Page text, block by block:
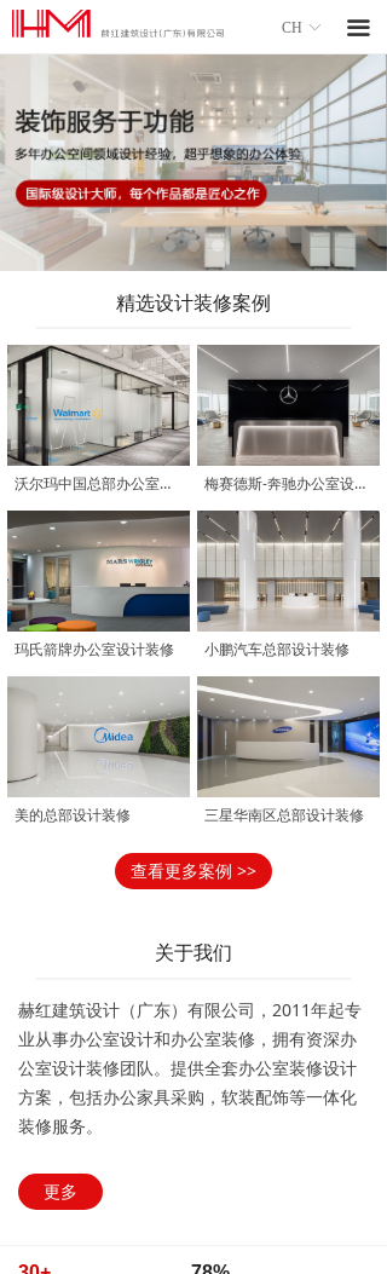
끀
ꀅ
CH
查看更多案例 >>
精选设计装修案例
沃尔玛中国总部办公室设计装修 梅赛德斯-奔驰办公室设计装修
玛氏箭牌办公室设计装修 小鹏汽车总部设计装修
美的总部设计装修 三星华南区总部设计装修
更多
关于我们
赫红建筑设计（广东）有限公司，2011年起专
业从事办公室设计和办公室装修，拥有资深办
公室设计装修团队。提供全套办公室装修设计
方案，包括办公家具采购，软装配饰等一体化
装修服务。